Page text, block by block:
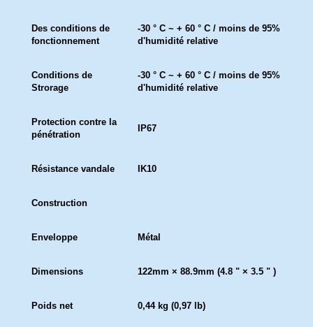
Des conditions de
fonctionnement
-30 ° C ~ + 60 ° C / moins de 95%
d'humidité relative
Conditions de
Strorage
-30 ° C ~ + 60 ° C / moins de 95%
d'humidité relative
Protection contre la
pénétration
IP67
Résistance vandale IK10
Construction
Enveloppe Métal
Dimensions 122mm × 88.9mm (4.8 " × 3.5 " )
Poids net 0,44 kg (0,97 lb)